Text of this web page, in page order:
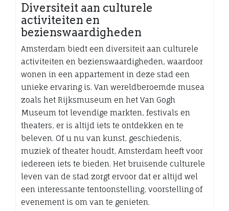
Diversiteit aan culturele
activiteiten en
bezienswaardigheden
Amsterdam biedt een diversiteit aan culturele
activiteiten en bezienswaardigheden, waardoor
wonen in een appartement in deze stad een
unieke ervaring is. Van wereldberoemde musea
zoals het Rijksmuseum en het Van Gogh
Museum tot levendige markten, festivals en
theaters, er is altijd iets te ontdekken en te
beleven. Of u nu van kunst, geschiedenis,
muziek of theater houdt, Amsterdam heeft voor
iedereen iets te bieden. Het bruisende culturele
leven van de stad zorgt ervoor dat er altijd wel
een interessante tentoonstelling, voorstelling of
evenement is om van te genieten.